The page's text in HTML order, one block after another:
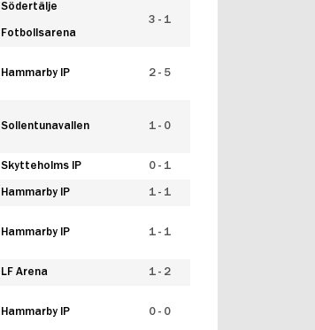
Södertälje
Fotbollsarena
3 - 1
Hammarby IP 2 - 5
Sollentunavallen 1 - 0
Skytteholms IP 0 - 1
Hammarby IP 1 - 1
Hammarby IP 1 - 1
LF Arena 1 - 2
Hammarby IP 0 - 0